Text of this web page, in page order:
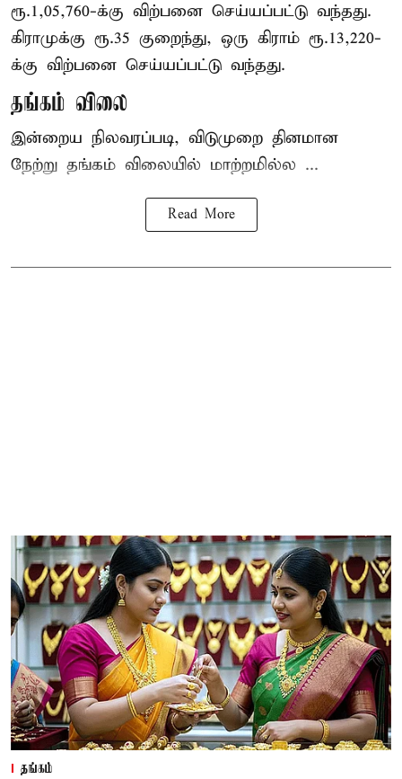
ரூ.1,05,760-க்கு விற்பனை செய்யப்பட்டு வந்தது.
கிராமுக்கு ரூ.35 குறைந்து, ஒரு கிராம் ரூ.13,220-
க்கு விற்பனை செய்யப்பட்டு வந்தது.
தங்கம் விலை
இன்றைய நிலவரப்படி, விடுமுறை தினமான
நேற்று தங்கம் விலையில் மாற்றமில்ல ...
Read More
தங்கம்